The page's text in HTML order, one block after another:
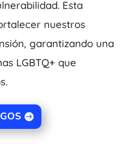
Esta
nuestros
garantizando una
LGBTQ+ que